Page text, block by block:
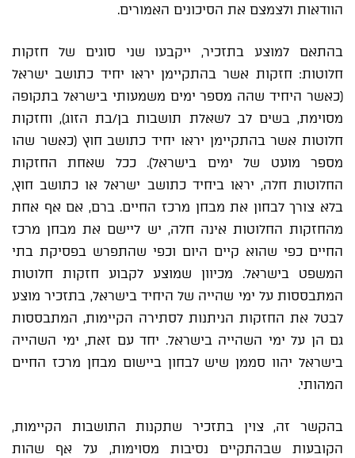
הוודאות ולצמצם את הסיכונים האמורים.
בהתאם למוצע בתזכיר, ייקבעו שני סוגים של חזקות
חלוטות: חזקות אשר בהתקיימן יראו יחיד כתושב ישראל
(כאשר היחיד שהה מספר ימים משמעותי בישראל בתקופה
מסוימת, בשים לב לשאלת תושבות בן/בת הזוג), וחזקות
חלוטות אשר בהתקיימן יראו יחיד כתושב חוץ (כאשר שהו
מספר מועט של ימים בישראל). ככל שאחת החזקות
החלוטות חלה, יראו ביחיד כתושב ישראל או כתושב חוץ,
בלא צורך לבחון את מבחן מרכז החיים. ברם, אם אף אחת
מהחזקות החלוטות אינה חלה, יש ליישם את מבחן מרכז
החיים כפי שהוא קיים היום וכפי שהתפרש בפסיקת בתי
המשפט בישראל. מכיוון שמוצע לקבוע חזקות חלוטות
המתבססות על ימי שהייה של היחיד בישראל, בתזכיר מוצע
לבטל את החזקות הניתנות לסתירה הקיימות, המתבססות
גם הן על ימי השהייה בישראל. יחד עם זאת, ימי השהייה
בישראל יהוו סממן שיש לבחון ביישום מבחן מרכז החיים
המהותי.
בהקשר זה, צוין בתזכיר שתקנות התושבות הקיימות,
הקובעות שבהתקיים נסיבות מסוימות, על אף שהות